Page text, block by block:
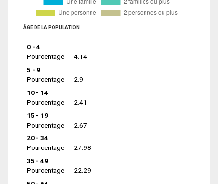
ÂGE DE LA POPULATION
0 - 4
Pourcentage
4.14
5 - 9
Pourcentage
2.9
10 - 14
Pourcentage
2.41
15 - 19
Pourcentage
2.67
20 - 34
Pourcentage
27.98
35 - 49
Pourcentage
22.29